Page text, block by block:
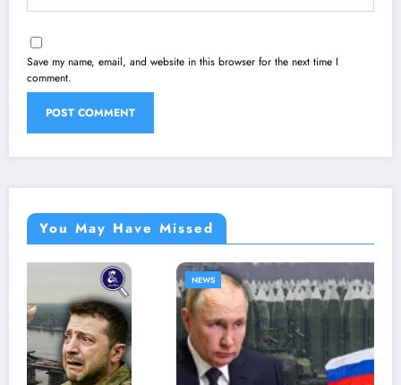
Save my name, email, and website in this browser for the next time I
comment.
You May Have Missed